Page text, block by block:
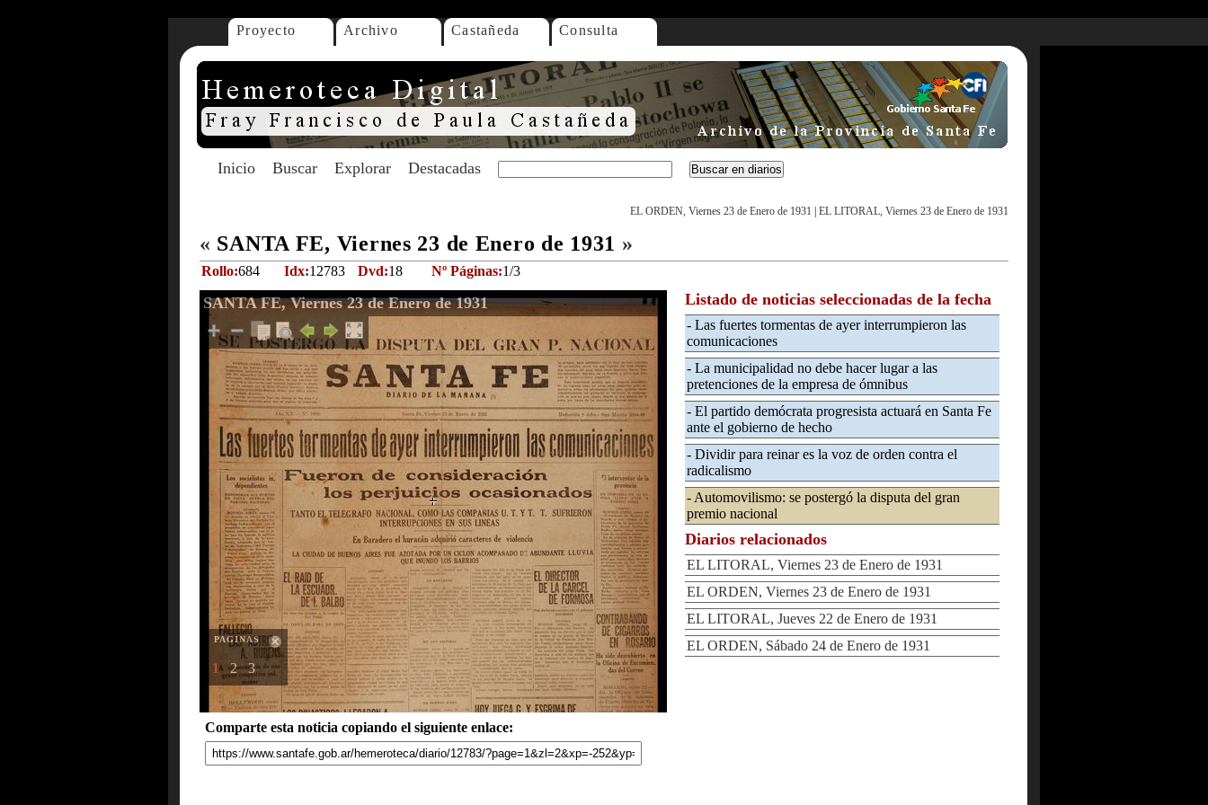
Proyecto Archivo Castañeda Consulta
Inicio Buscar Explorar Destacadas
EL ORDEN, Viernes 23 de Enero de 1931 EL LITORAL, Viernes 23 de Enero de 1931
« SANTA FE, Viernes 23 de Enero de 1931 »
Rollo:684 Idx:12783 Dvd:18 Nº Páginas:1/3
SANTA FE, Viernes 23 de Enero de 1931
PAGINAS
1 2 3
Comparte esta noticia copiando el siguiente enlace:
Listado de noticias seleccionadas de la fecha
- Las fuertes tormentas de ayer interrumpieron las
comunicaciones
- La municipalidad no debe hacer lugar a las
pretenciones de la empresa de ómnibus
- El partido demócrata progresista actuará en Santa Fe
ante el gobierno de hecho
- Dividir para reinar es la voz de orden contra el
radicalismo
- Automovilismo: se postergó la disputa del gran
premio nacional
Diarios relacionados
EL LITORAL, Viernes 23 de Enero de 1931
EL ORDEN, Viernes 23 de Enero de 1931
EL LITORAL, Jueves 22 de Enero de 1931
EL ORDEN, Sábado 24 de Enero de 1931